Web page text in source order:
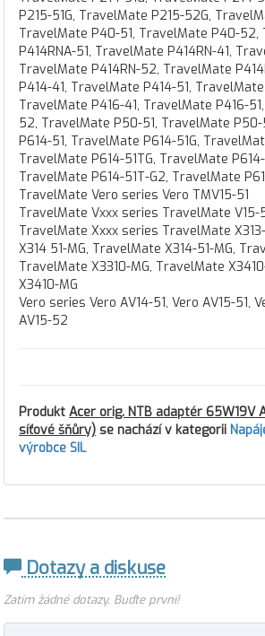
P215-51G, TravelMate P215-52G,
TravelMate P40-51, TravelMate P40-52,
P414RNA-51, TravelMate P414RN-41,
TravelMate P414RN-52, TravelMate
P414-41, TravelMate P414-51,
TravelMate P416-41, TravelMate P416-
52, TravelMate P50-51, TravelMate
P614-51, TravelMate P614-51G,
TravelMate P614-51TG, TravelMate P614-
TravelMate P614-51T-G2, TravelMate
TravelMate Vero series Vero TMV15-51
TravelMate Vxxx series TravelMate V15-
TravelMate Xxxx series TravelMate
X314 51-MG, TravelMate X314-51-MG,
TravelMate X3310-MG, TravelMate
X3410-MG
Vero series Vero AV14-51, Vero AV15-51,
AV15-52
Produkt Acer orig. NTB adaptér 65W19V
síťové šňůry) se nachází v kategorii
výrobce SIL
Dotazy a diskuse
Zatím žádné dotazy. Buďte první!